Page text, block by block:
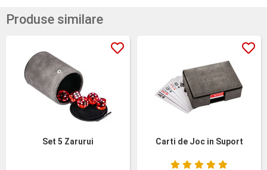
Produse similare
Set 5 Zarurui Carti de Joc in Suport